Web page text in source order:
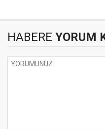
HABERE YORUM